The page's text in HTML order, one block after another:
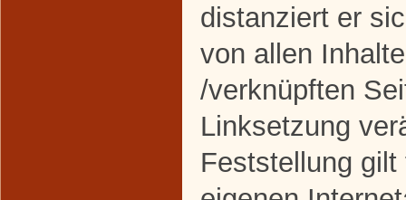
distanziert er
von allen
/verknüpften
Linksetzung
Feststellung